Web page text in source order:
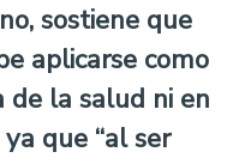
sostiene que
aplicarse como
de la salud ni en
que “al ser